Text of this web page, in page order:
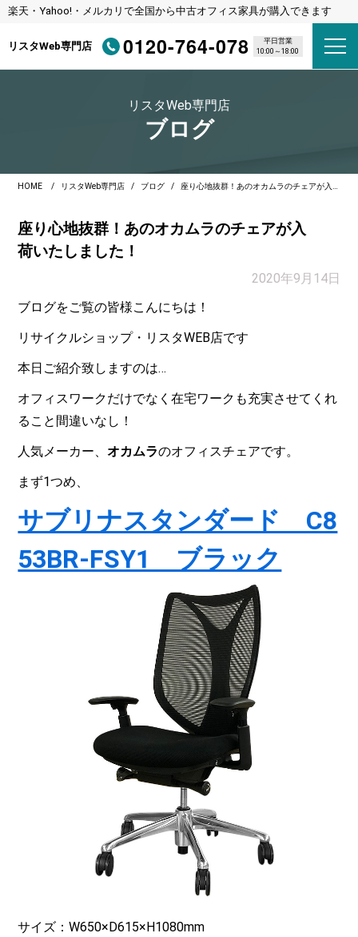
楽天・Yahoo!・メルカリで全国から中古オフィス家具が購入できます
リスタWeb専門店 0120-764-078
平日営業
10:00～18:00
リスタWeb専門店
ブログ
HOME リスタWeb専門店 ブログ 座り心地抜群！あのオカムラのチェアが入荷いたしました！
座り心地抜群！あのオカムラのチェアが入
荷いたしました！
2020年9月14日
ブログをご覧の皆様こんにちは！
リサイクルショップ・リスタWEB店です
本日ご紹介致しますのは…
オフィスワークだけでなく在宅ワークも充実させてくれ
ること間違いなし！
人気メーカー、オカムラのオフィスチェアです。
まず1つめ、
サブリナスタンダード C8
53BR-FSY1 ブラック
サイズ：W650×D615×H1080mm